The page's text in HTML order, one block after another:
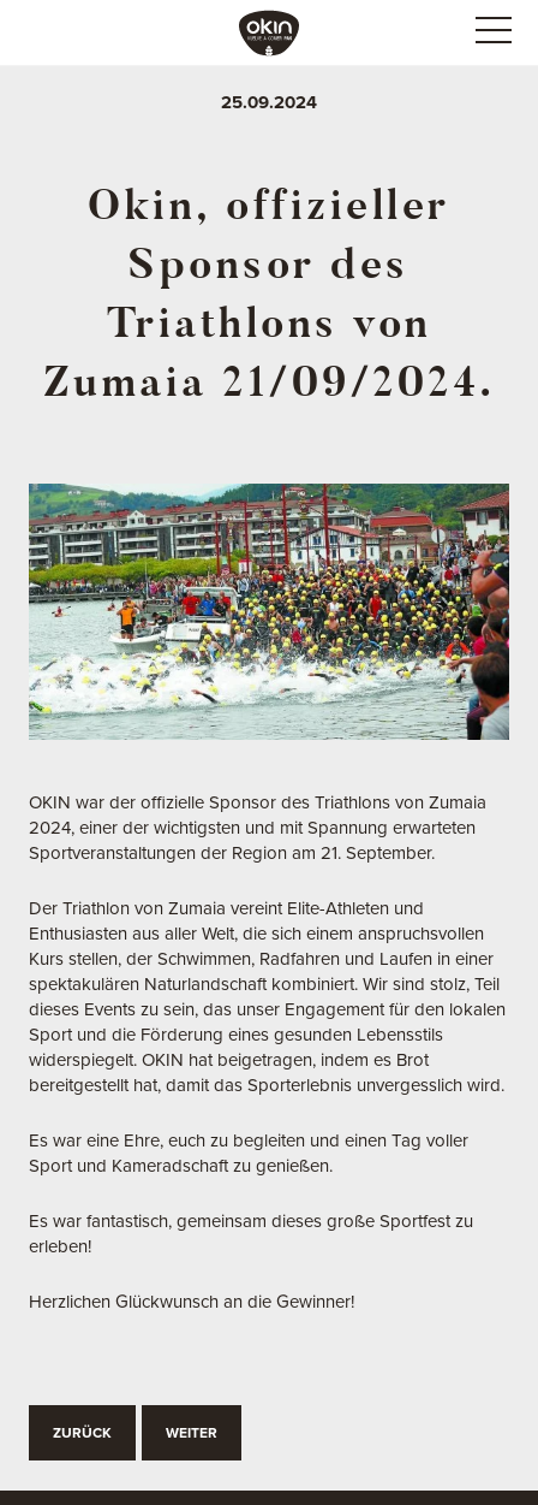
25.09.2024
Okin, offizieller
Sponsor des
Triathlons von
Zumaia 21/09/2024.
OKIN war der offizielle Sponsor des Triathlons von Zumaia
2024, einer der wichtigsten und mit Spannung erwarteten
Sportveranstaltungen der Region am 21. September.
Der Triathlon von Zumaia vereint Elite-Athleten und
Enthusiasten aus aller Welt, die sich einem anspruchsvollen
Kurs stellen, der Schwimmen, Radfahren und Laufen in einer
spektakulären Naturlandschaft kombiniert. Wir sind stolz, Teil
dieses Events zu sein, das unser Engagement für den lokalen
Sport und die Förderung eines gesunden Lebensstils
widerspiegelt. OKIN hat beigetragen, indem es Brot
bereitgestellt hat, damit das Sporterlebnis unvergesslich wird.
Es war eine Ehre, euch zu begleiten und einen Tag voller
Sport und Kameradschaft zu genießen.
Es war fantastisch, gemeinsam dieses große Sportfest zu
erleben!
Herzlichen Glückwunsch an die Gewinner!
ZURÜCK WEITER